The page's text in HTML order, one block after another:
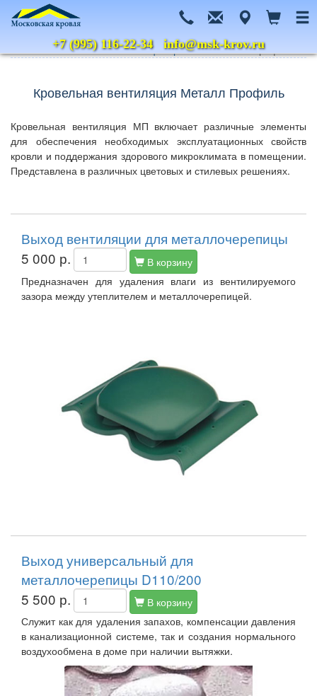
+7 (995) 116-22-34info@msk-krov.ru
Главная Каталог Вентиляция кровли Металл Профиль
Кровельная вентиляция Металл Профиль
Кровельная вентиляция МП включает различные элементы
для обеспечения необходимых эксплуатационных свойств
кровли и поддержания здорового микроклимата в помещении.
Представлена в различных цветовых и стилевых решениях.
Выход вентиляции для металлочерепицы
5 000 р.
В корзину
Предназначен для удаления влаги из вентилируемого
зазора между утеплителем и металлочерепицей.
Выход универсальный для
металлочерепицы D110/200
5 500 р.
В корзину
Служит как для удаления запахов, компенсации давления
в канализационной системе, так и создания нормального
воздухообмена в доме при наличии вытяжки.